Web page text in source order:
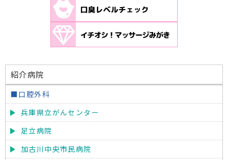
紹介病院
■口腔外科
兵庫県立がんセンター
足立病院
加古川中央市民病院